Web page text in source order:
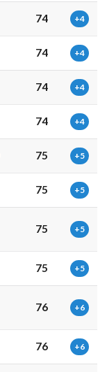
74 +4
74 +4
74 +4
74 +4
75 +5
75 +5
75 +5
75 +5
76 +6
76 +6